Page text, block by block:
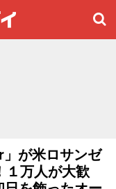
が米ロサンゼ
１万人が大歓